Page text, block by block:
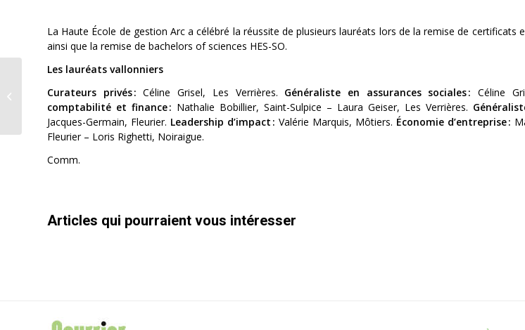
La Haute École de gestion Arc a célébré la réussite de plusieurs lauréats lors de la remise de certificats
ainsi que la remise de bachelors of sciences HES-SO.
Les lauréats vallonniers
Curateurs privés : Céline Grisel, Les Verrières. Généraliste en assurances sociales : Céline
comptabilité et finance : Nathalie Bobillier, Saint-Sulpice – Laura Geiser, Les Verrières.
Jacques-Germain, Fleurier. Leadership d’impact : Valérie Marquis, Môtiers. Économie d’entreprise :
Fleurier – Loris Righetti, Noiraigue.
Comm.
Articles qui pourraient vous intéresser
Cinq Fées au Jura
Swiss Trail